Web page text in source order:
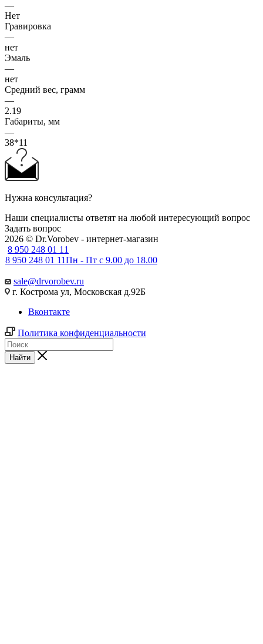
—
Нет
Гравировка
—
нет
Эмаль
—
нет
Средний вес, грамм
—
2.19
Габариты, мм
—
38*11
Нужна консультация?
Наши специалисты ответят на любой интересующий вопрос
Задать вопрос
2026 © Dr.Vorobev - интернет-магазин
8 950 248 01 11
8 950 248 01 11Пн - Пт с 9.00 до 18.00
sale@drvorobev.ru
г. Кострома ул, Московская д.92Б
Вконтакте
Политика конфиденциальности
Найти